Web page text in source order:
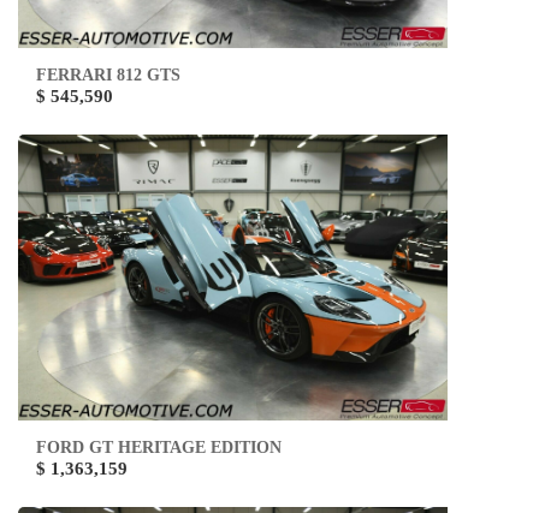
FERRARI 812 GTS
$ 545,590
FORD GT HERITAGE EDITION
$ 1,363,159